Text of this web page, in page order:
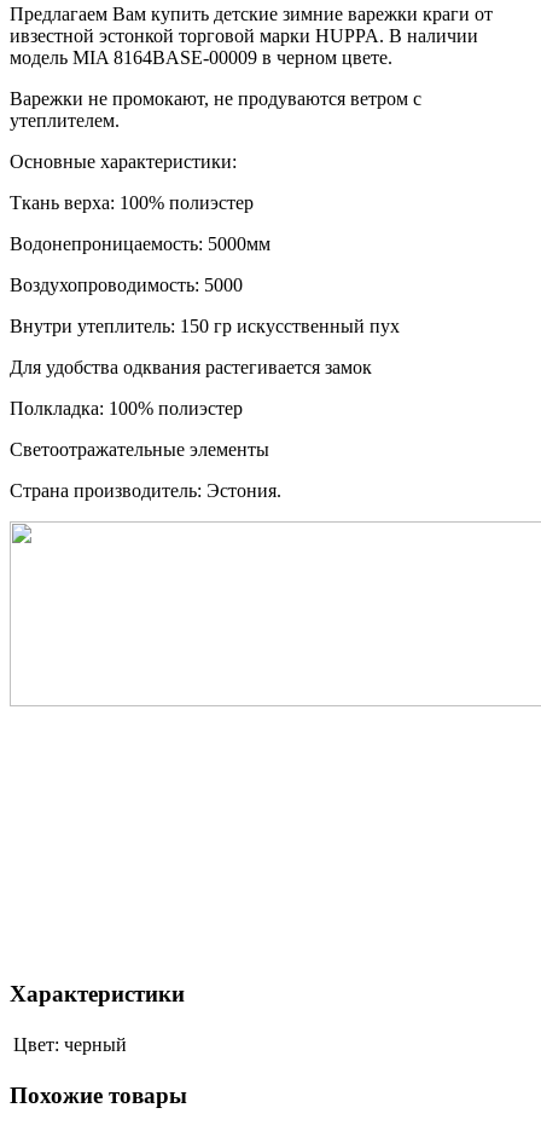
Предлагаем Вам купить детские зимние варежки краги от
ивзестной эстонкой торговой марки HUPPA. В наличии
модель MIA 8164BASE-00009 в черном цвете.
Варежки не промокают, не продуваются ветром с
утеплителем.
Основные характеристики:
Ткань верха: 100% полиэстер
Водонепроницаемость: 5000мм
Воздухопроводимость: 5000
Внутри утеплитель: 150 гр искусственный пух
Для удобства одквания растегивается замок
Полкладка: 100% полиэстер
Светоотражательные элементы
Страна производитель: Эстония.
Характеристики
Цвет: черный
Похожие товары